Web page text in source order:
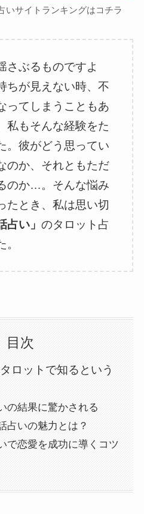
いサイトランキングはコチラ
さぶるものですよ
ちが見えない時、不
ってしまうこともあ
私もそんな経験をた
。彼がどう思ってい
のか、それともただ
のか…。そんな悩み
たとき、私は思い切
占い」のタロット占
目次
ロットで知るという
の結果に驚かされる
占いの魅力とは？
で恋愛を成功に導くコツ